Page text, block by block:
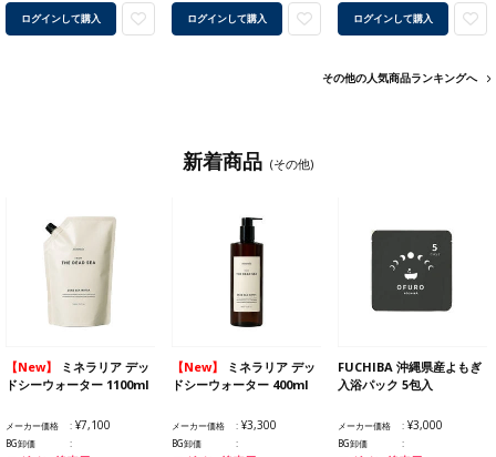
ログインして購入 ログインして購入 ログインして購入
その他の人気商品ランキングへ
新着商品 (その他)
【New】
ドシーウォーター 1100ml
メーカー価格 ¥7,100
BG卸価
【New】
ドシーウォーター 400ml
メーカー価格 ¥3,300
BG卸価
FUCHIBA 沖縄県産よもぎ
入浴パック 5包入
メーカー価格 ¥3,000
BG卸価